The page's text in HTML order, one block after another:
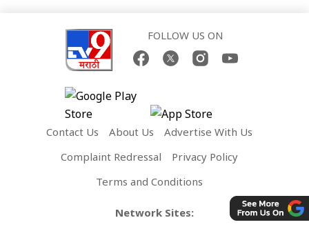
FOLLOW US ON
Contact Us About Us
Advertise With Us
Complaint Redressal
Privacy Policy
Terms and Conditions
Network Sites: